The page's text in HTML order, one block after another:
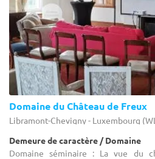
Domaine du Château de Freux
Libramont-Chevigny - Luxembourg
Demeure de caractère / Domaine
Domaine séminaire : La vue du